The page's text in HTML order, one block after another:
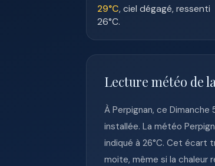
29°C, ciel dégagé, ressenti
26°C.
Lecture météo de
À Perpignan, ce
installée. La météo
indiqué à 26°C. Cet écart
moite, même si la chaleur